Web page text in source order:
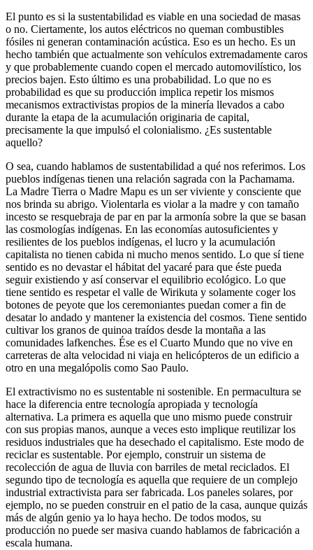
El punto es si la sustentabilidad es viable en una sociedad de masas
o no. Ciertamente, los autos eléctricos no queman combustibles
fósiles ni generan contaminación acústica. Eso es un hecho. Es un
hecho también que actualmente son vehículos extremadamente caros
y que probablemente cuando copen el mercado automovilístico, los
precios bajen. Esto último es una probabilidad. Lo que no es
probabilidad es que su producción implica repetir los mismos
mecanismos extractivistas propios de la minería llevados a cabo
durante la etapa de la acumulación originaria de capital,
precisamente la que impulsó el colonialismo. ¿Es sustentable
aquello?
O sea, cuando hablamos de sustentabilidad a qué nos referimos. Los
pueblos indígenas tienen una relación sagrada con la Pachamama.
La Madre Tierra o Madre Mapu es un ser viviente y consciente que
nos brinda su abrigo. Violentarla es violar a la madre y con tamaño
incesto se resquebraja de par en par la armonía sobre la que se basan
las cosmologías indígenas. En las economías autosuficientes y
resilientes de los pueblos indígenas, el lucro y la acumulación
capitalista no tienen cabida ni mucho menos sentido. Lo que sí tiene
sentido es no devastar el hábitat del yacaré para que éste pueda
seguir existiendo y así conservar el equilibrio ecológico. Lo que
tiene sentido es respetar el valle de Wirikuta y solamente coger los
botones de peyote que los ceremoniantes puedan comer a fin de
desatar lo andado y mantener la existencia del cosmos. Tiene sentido
cultivar los granos de quinoa traídos desde la montaña a las
comunidades lafkenches. Ése es el Cuarto Mundo que no vive en
carreteras de alta velocidad ni viaja en helicópteros de un edificio a
otro en una megalópolis como Sao Paulo.
El extractivismo no es sustentable ni sostenible. En permacultura se
hace la diferencia entre tecnología apropiada y tecnología
alternativa. La primera es aquella que uno mismo puede construir
con sus propias manos, aunque a veces esto implique reutilizar los
residuos industriales que ha desechado el capitalismo. Este modo de
reciclar es sustentable. Por ejemplo, construir un sistema de
recolección de agua de lluvia con barriles de metal reciclados. El
segundo tipo de tecnología es aquella que requiere de un complejo
industrial extractivista para ser fabricada. Los paneles solares, por
ejemplo, no se pueden construir en el patio de la casa, aunque quizás
más de algún genio ya lo haya hecho. De todos modos, su
producción no puede ser masiva cuando hablamos de fabricación a
escala humana.